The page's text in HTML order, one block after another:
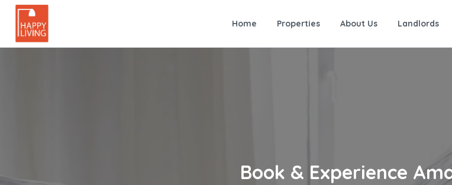
Home Properties About Us Landlords
Book & Experience